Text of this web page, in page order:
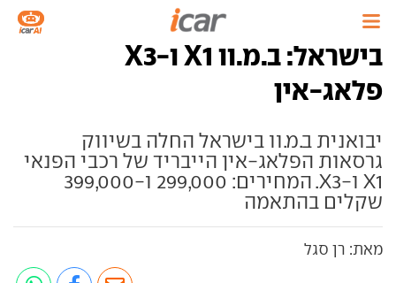
בישראל: ב.מ.וו X1 ו-X3
פלאג-אין
יבואנית ב.מ.וו בישראל החלה בשיווק
גרסאות הפלאג-אין הייבריד של רכבי הפנאי
X1 ו-X3. המחירים: 299,000 ו-399,000
שקלים בהתאמה
מאת: רן סגל